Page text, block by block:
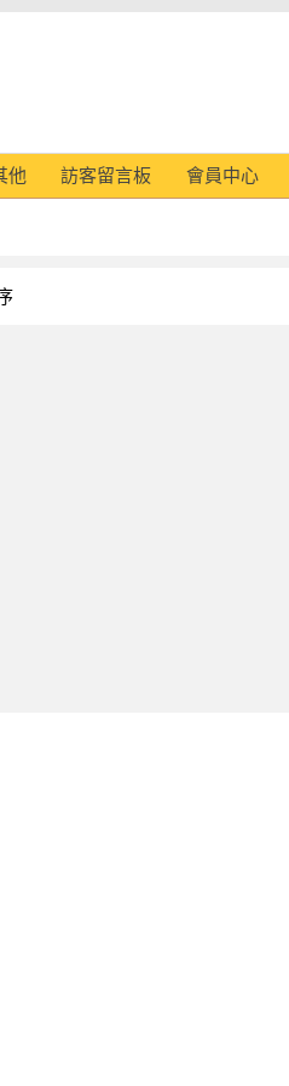
他 訪客留言板 會員中心